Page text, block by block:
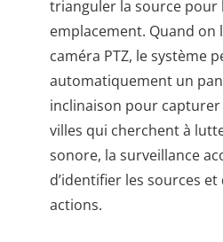
trianguler la source pour
emplacement. Quand on
caméra PTZ, le système
automatiquement un
inclinaison pour capturer
villes qui cherchent à
sonore, la surveillance
d’identifier les sources
actions.